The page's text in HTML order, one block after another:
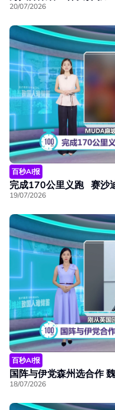
20/07/2026
百秒AI报
完成170公里义跑 赛沙
19/07/2026
百秒AI报
国阵与伊党森州选合作
18/07/2026